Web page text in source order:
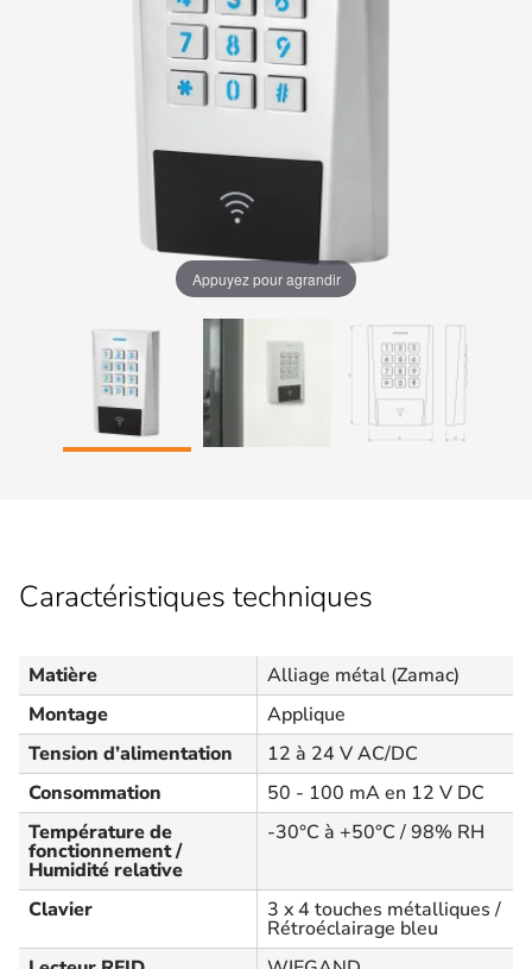
Appuyez pour agrandir
Caractéristiques techniques
Matière
Alliage métal (Zamac)
Montage
Applique
Tension d’alimentation
12 à 24 V AC/DC
Consommation
50 - 100 mA en 12 V DC
Température de
fonctionnement /
Humidité relative
-30°C à +50°C / 98% RH
Clavier 3 x 4 touches métalliques /
Rétroéclairage bleu